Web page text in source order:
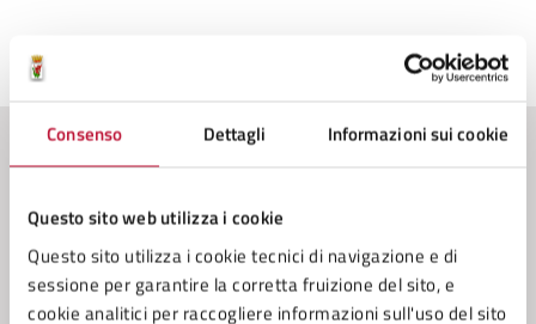
Consenso Dettagli Informazioni sui cookie
Questo sito web utilizza i cookie
Questo sito utilizza i cookie tecnici di navigazione e di
sessione per garantire la corretta fruizione del sito, e
cookie analitici per raccogliere informazioni sull'uso del sito
Ultimo aggiornamento:
Contenuti correlati
Amministrazione